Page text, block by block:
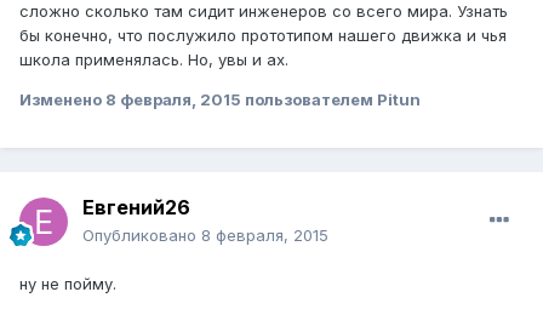
сложно сколько там сидит инженеров со всего мира. Узнать
бы конечно, что послужило прототипом нашего движка и чья
школа применялась. Но, увы и ах.
Изменено 8 февраля, 2015 пользователем Pitun
Евгений26
Опубликовано 8 февраля, 2015
ну не пойму.